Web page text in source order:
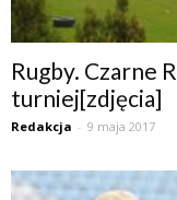
Rugby. Czarne
turniej[zdjęcia]
Redakcja - 9 maja 2017